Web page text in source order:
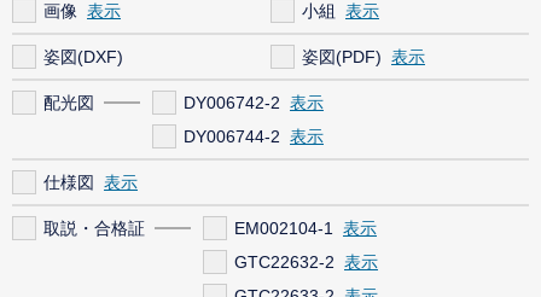
画像 小組
姿図(DXF) 姿図(PDF)
配光図
DY006742-2
DY006744-2
仕様図
取説・合格証
EM002104-1
GTC22632-2